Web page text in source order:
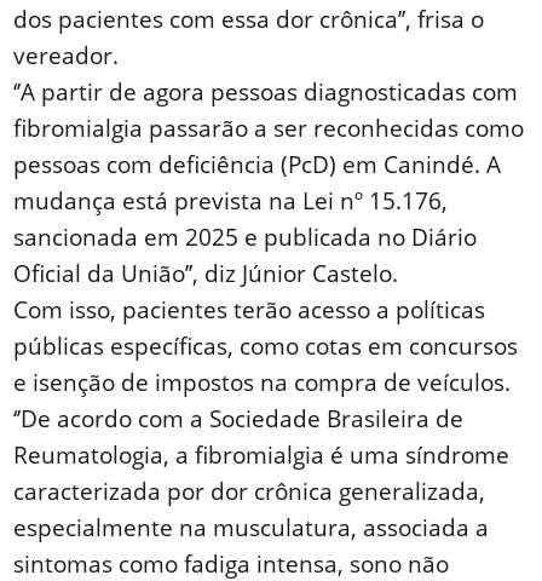
dos pacientes com essa dor crônica’’, frisa o
vereador.
‘’A partir de agora pessoas diagnosticadas com
fibromialgia passarão a ser reconhecidas como
pessoas com deficiência (PcD) em Canindé. A
mudança está prevista na Lei nº 15.176,
sancionada em 2025 e publicada no Diário
Oficial da União’’, diz Júnior Castelo.
Com isso, pacientes terão acesso a políticas
públicas específicas, como cotas em concursos
e isenção de impostos na compra de veículos.
‘’De acordo com a Sociedade Brasileira de
Reumatologia, a fibromialgia é uma síndrome
caracterizada por dor crônica generalizada,
especialmente na musculatura, associada a
sintomas como fadiga intensa, sono não